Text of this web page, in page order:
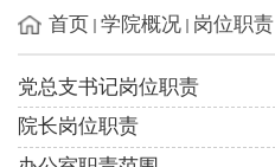
首页 学院概况 岗位职责
党总支书记岗位职责
院长岗位职责